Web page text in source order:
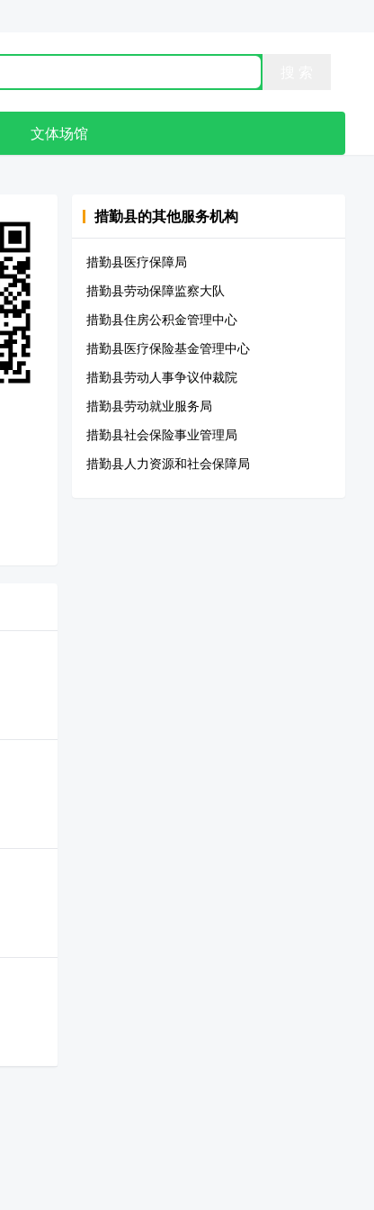
文体场馆
措勤县的其他服务机构
措勤县医疗保障局
措勤县劳动保障监察大队
措勤县住房公积金管理中心
措勤县医疗保险基金管理中心
措勤县劳动人事争议仲裁院
措勤县劳动就业服务局
措勤县社会保险事业管理局
措勤县人力资源和社会保障局